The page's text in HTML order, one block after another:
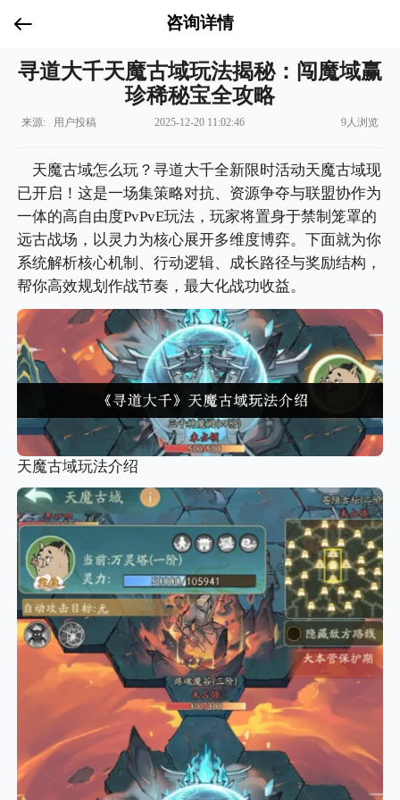
咨询详情
寻道大千天魔古域玩法揭秘：闯魔域赢
珍稀秘宝全攻略
来源: 用户投稿 2025-12-20 11:02:46 9人浏览
天魔古域怎么玩？寻道大千全新限时活动天魔古域现
已开启！这是一场集策略对抗、资源争夺与联盟协作为
一体的高自由度PvPvE玩法，玩家将置身于禁制笼罩的
远古战场，以灵力为核心展开多维度博弈。下面就为你
系统解析核心机制、行动逻辑、成长路径与奖励结构，
帮你高效规划作战节奏，最大化战功收益。
天魔古域玩法介绍